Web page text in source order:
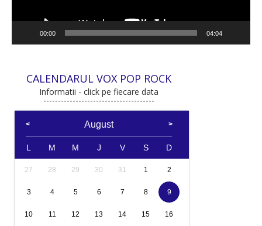
00:00 04:04
CALENDARUL VOX POP ROCK
Informatii - click pe fiecare data
August
L M M J V S D
27 28 29 30 31 1 2
3 4 5 6 7 8 9
10 11 12 13 14 15 16